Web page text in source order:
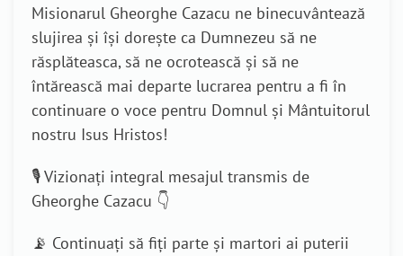
Misionarul Gheorghe Cazacu ne binecuvântează
slujirea și își dorește ca Dumnezeu să ne
răsplăteasca, să ne ocrotească și să ne
întărească mai departe lucrarea pentru a fi în
continuare o voce pentru Domnul și Mântuitorul
nostru Isus Hristos!
🎙️ Vizionați integral mesajul transmis de
Gheorghe Cazacu 👇
📡 Continuați să fiți parte și martori ai puterii